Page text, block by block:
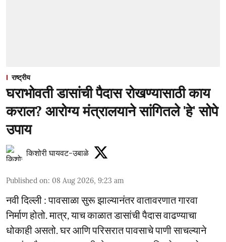
राष्ट्रीय
घराभोवती डासांची पैदास रोखण्यासाठी काय
कराल? आरोग्य मंत्रालयाने सांगितले 'हे' सोपे
उपाय
किशोरी घायवट-उबाळे
Published on: 08 Aug 2026, 9:23 am
नवी दिल्ली : पावसाळा सुरू झाल्यानंतर वातावरणात गारवा
निर्माण होतो. मात्र, याच काळात डासांची पैदास वाढण्याचा
धोकाही असतो. घर आणि परिसरात पावसाचे पाणी साचल्याने